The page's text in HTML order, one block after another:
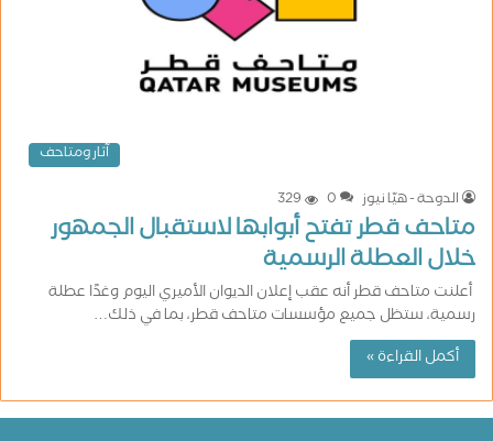
آثار ومتاحف
الدوحة - هيّا نيوز
0
329
متاحف قطر تفتح أبوابها لاستقبال الجمهور
خلال العطلة الرسمية
أعلنت متاحف قطر أنه عقب إعلان الديوان الأميري اليوم وغدًا عطلة
رسمية، ستظل جميع مؤسسات متاحف قطر، بما في ذلك…
أكمل القراءة »